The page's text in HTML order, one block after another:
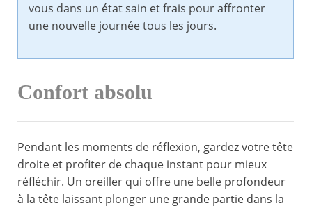
vous dans un état sain et frais pour affronter
une nouvelle journée tous les jours.
Confort absolu
Pendant les moments de réflexion, gardez votre tête
droite et profiter de chaque instant pour mieux
réfléchir. Un oreiller qui offre une belle profondeur
à la tête laissant plonger une grande partie dans la